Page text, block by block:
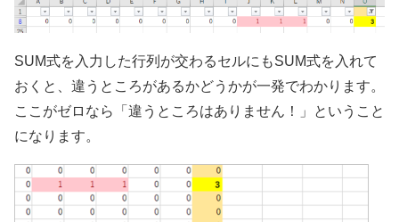
SUM式を入力した行列が交わるセルにもSUM式を入れて
おくと、違うところがあるかどうかが一発でわかります。
ここがゼロなら「違うところはありません！」ということ
になります。